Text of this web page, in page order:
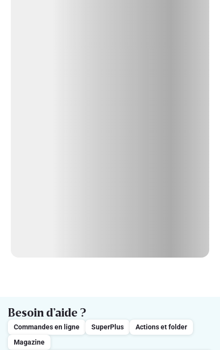
Besoin d’aide ?
Commandes en ligne SuperPlus
Actions et folder
Magazine